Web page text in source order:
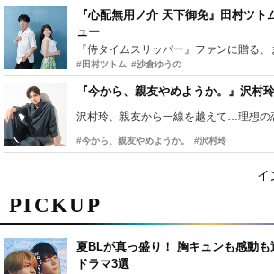
PICKUP
夏BLが真っ盛り！ 胸キュンも感動
ドラマ3選
『心配無用ノ介 天下御免』田村ツ
ュー
#田村ツトム #沙倉ゆうの
『今から、親友やめようか。』沢村
沢村玲、親友から一線を越えて…理想の
#今から、親友やめようか。 #沢村玲
イ